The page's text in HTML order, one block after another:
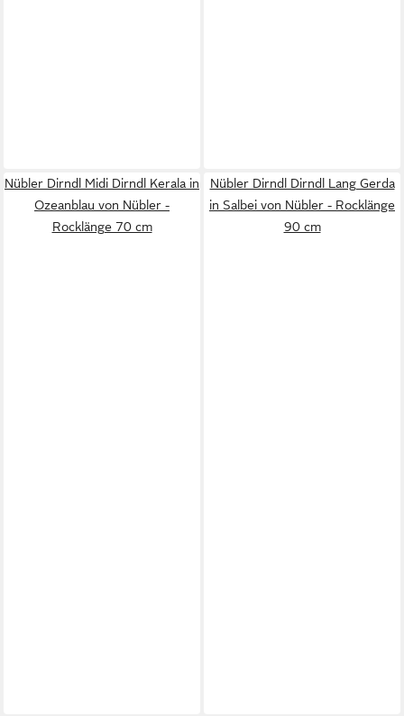
Nübler Dirndl Midi Dirndl Kerala in
Ozeanblau von Nübler -
Rocklänge 70 cm
Nübler Dirndl Dirndl Lang Gerda
in Salbei von Nübler - Rocklänge
90 cm